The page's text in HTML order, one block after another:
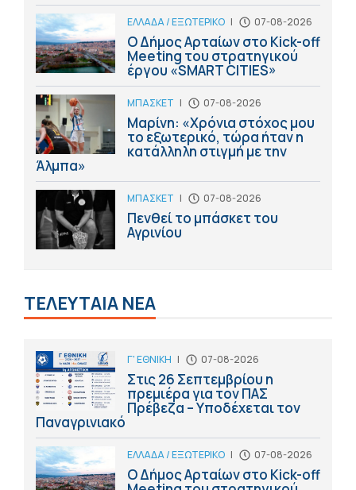
ΕΛΛΑΔΑ / ΕΞΩΤΕΡΙΚΟ | 07-08-2026
Ο Δήμος Αρταίων στο Kick-off
Meeting του στρατηγικού
έργου «SMART CITIES»
ΜΠΑΣΚΕΤ | 07-08-2026
Μαρίνη: «Χρόνια στόχος μου
το εξωτερικό, τώρα ήταν η
κατάλληλη στιγμή με την
Άλμπα»
ΜΠΑΣΚΕΤ | 07-08-2026
Πενθεί το μπάσκετ του
Αγρινίου
ΤΕΛΕΥΤΑΙΑ ΝΕΑ
Γ' ΕΘΝΙΚΗ | 07-08-2026
Στις 26 Σεπτεμβρίου η
πρεμιέρα για τον ΠΑΣ
Πρέβεζα – Υποδέχεται τον
Παναγρινιακό
ΕΛΛΑΔΑ / ΕΞΩΤΕΡΙΚΟ | 07-08-2026
Ο Δήμος Αρταίων στο Kick-off